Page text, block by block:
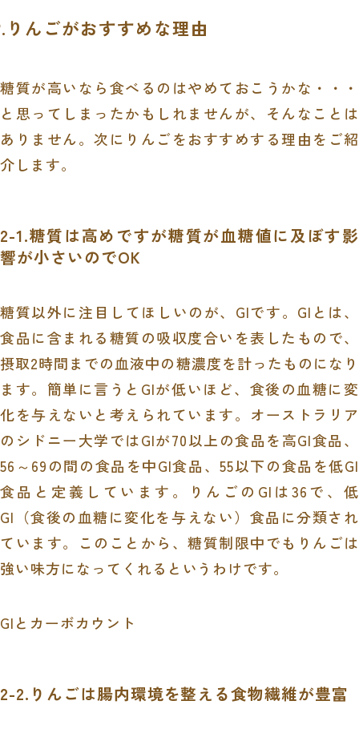
りんごがおすすめな理由
糖質が高いなら食べるのはやめておこうかな・・・
と思ってしまったかもしれませんが、そんなことは
ありません。次にりんごをおすすめする理由をご紹
介します。
2-1.糖質は高めですが糖質が血糖値に及ぼす影
響が小さいのでOK
糖質以外に注目してほしいのが、GIです。GIとは、
食品に含まれる糖質の吸収度合いを表したもので、
摂取2時間までの血液中の糖濃度を計ったものになり
ます。簡単に言うとGIが低いほど、食後の血糖に変
化を与えないと考えられています。オーストラリア
のシドニー大学ではGIが70以上の食品を高GI食品、
56～69の間の食品を中GI食品、55以下の食品を低GI
食品と定義しています。りんごのGIは36で、低
GI（食後の血糖に変化を与えない）食品に分類され
ています。このことから、糖質制限中でもりんごは
強い味方になってくれるというわけです。
GIとカーボカウント
2-2.りんごは腸内環境を整える食物繊維が豊富